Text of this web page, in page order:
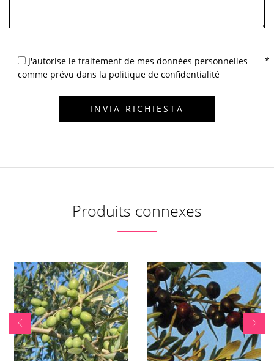
J'autorise le traitement de mes données personnelles
comme prévu dans la politique de confidentialité
Produits connexes